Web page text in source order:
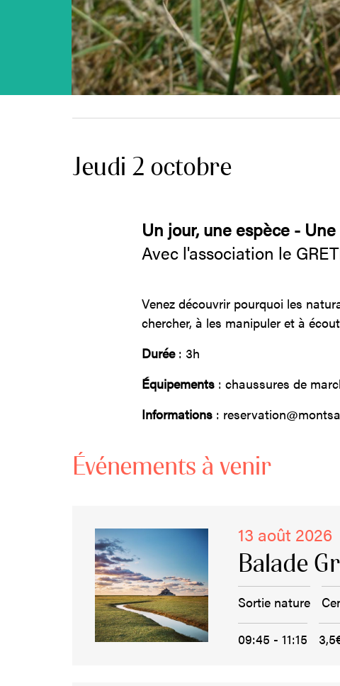
Jeudi 2 octobre
Un jour, une espèce -
Avec l'association le
Venez découvrir pourquoi les
chercher, à les manipuler et à
Durée : 3h
Équipements : chaussures de
Informations :
Événements à venir
13 août 2026
Balade
Sortie nature
09:45 - 11:15